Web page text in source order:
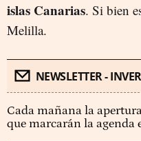
islas Canarias. Si bien
Melilla.
NEWSLETTER -
Cada mañana la
que marcarán la agenda